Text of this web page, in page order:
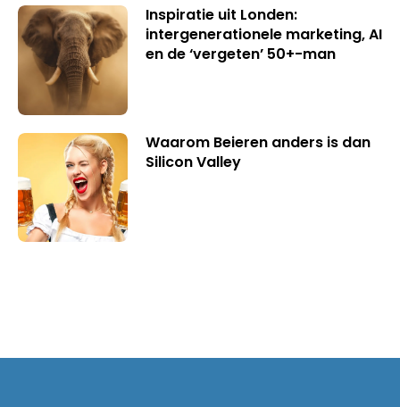
Inspiratie uit Londen:
intergenerationele marketing, AI
en de ‘vergeten’ 50+-man
Waarom Beieren anders is dan
Silicon Valley